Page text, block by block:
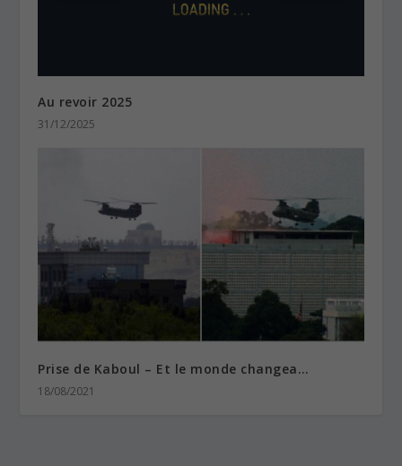
Au revoir 2025
31/12/2025
Prise de Kaboul – Et le monde changea…
18/08/2021